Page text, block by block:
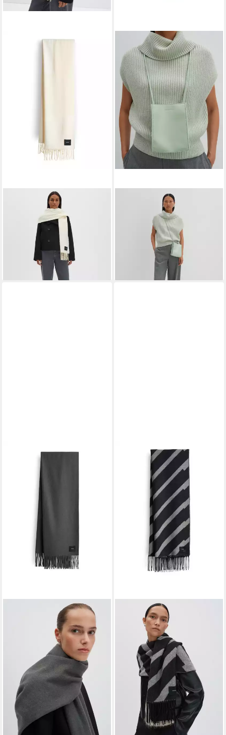
Schal BALMIE mit Fransen,
fließender Fall, lange Fransen
UVP 35,99 €
lieferbar - in 2-3 Werktagen bei dir
Umhängetasche
Umhängetasche BLIENO BAG
aus Fake Leder
ab 39,99 € UVP49,99 €
leider ausverkauft